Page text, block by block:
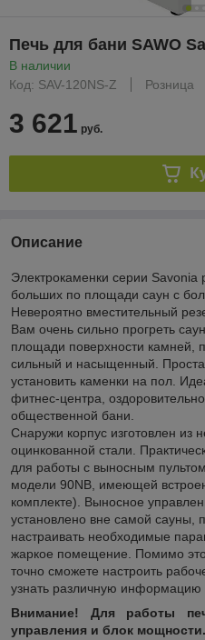
Печь для бани SAWO
В наличии
Код: SAV-120NS-Z
Розница
3 621 руб.
Описание
Электрокаменки серии
больших по площади саун с
Невероятно вместительный
Вам очень сильно прогреть
площади поверхности камней,
сильный и насыщенный.
установить каменки на пол.
фитнес-центра,
общественной бани.
Снаружи корпус изготовлен из
оцинкованной стали.
для работы с выносным
модели 90NB, имеющей
комплекте). Выносное
установлено вне самой сауны,
настраивать необходимые
жаркое помещение. Помимо
точно сможете настроить
узнать различную информацию
Внимание! Для работы
управления и блок мощности.